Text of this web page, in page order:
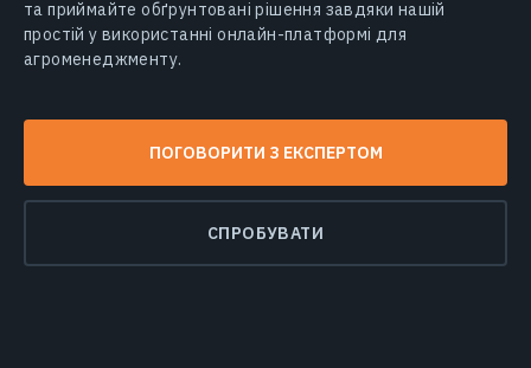
та приймайте обґрунтовані рішення завдяки нашій
простій у використанні онлайн-платформі для
агроменеджменту.
ПОГОВОРИТИ З ЕКСПЕРТОМ
СПРОБУВАТИ